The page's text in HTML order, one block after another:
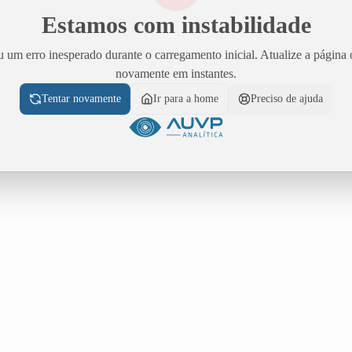
Estamos com instabilidade
um erro inesperado durante o carregamento inicial. Atualize a página
novamente em instantes.
Tentar novamente Ir para a home Preciso de ajuda